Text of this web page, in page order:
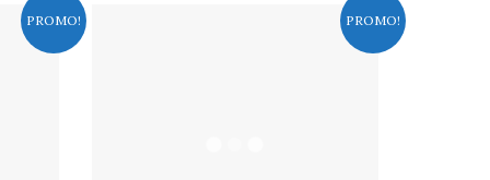
PROMO! PROMO!